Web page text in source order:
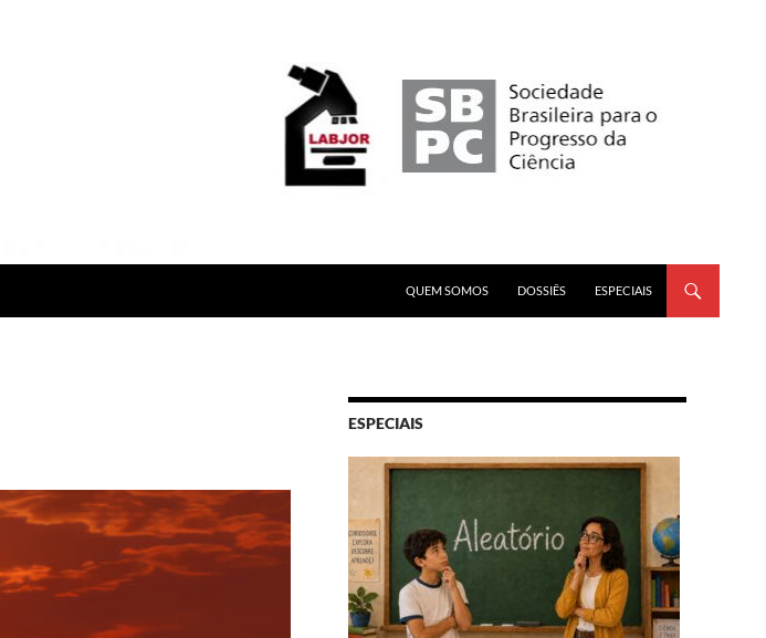
QUEM SOMOS
DOSSIÊS ESPECIAIS
ESPECIAIS